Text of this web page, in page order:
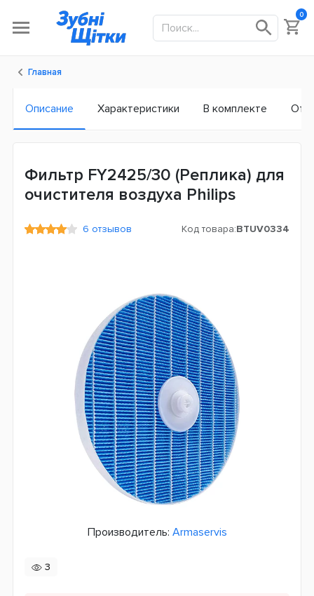
0
Главная
Описание Характеристики В комплекте
Фильтр FY2425/30 (Реплика) для
очистителя воздуха Philips
6 отзывов Код товара:BTUV0334
Производитель: Armaservis
3